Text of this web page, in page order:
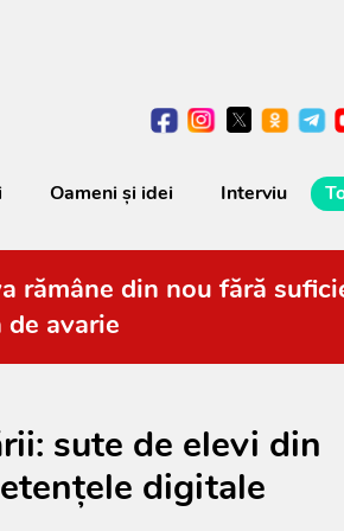
Oameni şi idei Interviu
rămâne din nou fără
de avarie
sute de elevi din
digitale